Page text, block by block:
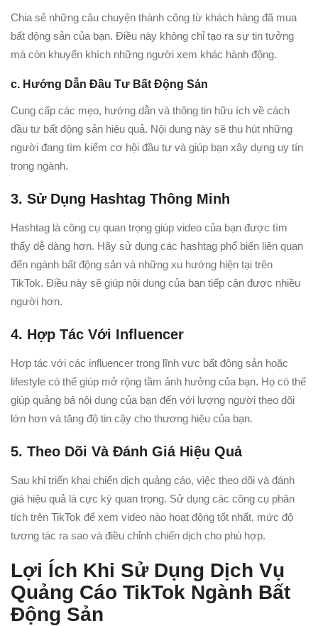
Chia sẻ những câu chuyện thành công từ khách hàng đã mua
bất động sản của bạn. Điều này không chỉ tạo ra sự tin tưởng
mà còn khuyến khích những người xem khác hành động.
c. Hướng Dẫn Đầu Tư Bất Động Sản
Cung cấp các mẹo, hướng dẫn và thông tin hữu ích về cách
đầu tư bất động sản hiệu quả. Nội dung này sẽ thu hút những
người đang tìm kiếm cơ hội đầu tư và giúp bạn xây dựng uy tín
trong ngành.
3. Sử Dụng Hashtag Thông Minh
Hashtag là công cụ quan trọng giúp video của bạn được tìm
thấy dễ dàng hơn. Hãy sử dụng các hashtag phổ biến liên quan
đến ngành bất động sản và những xu hướng hiện tại trên
TikTok. Điều này sẽ giúp nội dung của bạn tiếp cận được nhiều
người hơn.
4. Hợp Tác Với Influencer
Hợp tác với các influencer trong lĩnh vực bất động sản hoặc
lifestyle có thể giúp mở rộng tầm ảnh hưởng của bạn. Họ có thể
giúp quảng bá nội dung của bạn đến với lượng người theo dõi
lớn hơn và tăng độ tin cậy cho thương hiệu của bạn.
5. Theo Dõi Và Đánh Giá Hiệu Quả
Sau khi triển khai chiến dịch quảng cáo, việc theo dõi và đánh
giá hiệu quả là cực kỳ quan trọng. Sử dụng các công cụ phân
tích trên TikTok để xem video nào hoạt động tốt nhất, mức độ
tương tác ra sao và điều chỉnh chiến dịch cho phù hợp.
Lợi Ích Khi Sử Dụng Dịch Vụ
Quảng Cáo TikTok Ngành Bất
Động Sản